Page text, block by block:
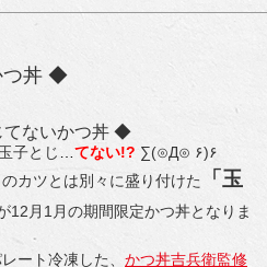
つ丼 ◆
ないかつ丼 ◆
子とじ…てない!? ∑(⊙Д⊙ ۶)۶
カツとは別々に盛り付けた
「玉
12月1月の期間限定かつ丼となりま
ート冷凍した、 かつ丼吉兵衛監修